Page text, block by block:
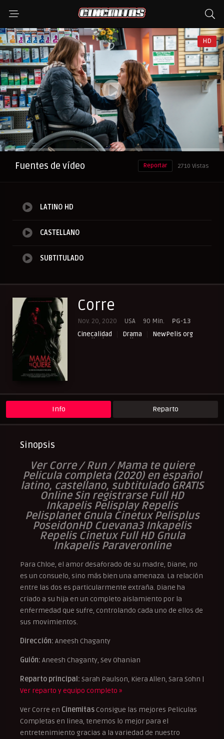
HD
Anuncio
Fuentes de vídeo 2710 Vistas
Reportar
LATINO HD
CASTELLANO
SUBTITULADO
Corre
Nov. 20, 2020 USA 90 Min.
PG-13
Cinecalidad
Drama
NewPelis org
Peliculas Castellano
Info Reparto
Sinopsis
Ver Corre / Run / Mama te quiere
Pelicula completa (2020) en español
latino, castellano, subtitulado GRATIS
Online Sin registrarse Full HD
Inkapelis Pelisplay Repelis
Pelisplanet Gnula Cinetux Pelisplus
PoseidonHD Cuevana3 Inkapelis
Repelis Cinetux Full HD Gnula
Inkapelis Paraveronline
Para Chloe, el amor desaforado de su madre, Diane, no
es un consuelo, sino más bien una amenaza. La relación
entre las dos es particularmente extraña. Diane ha
criado a su hija en un completo aislamiento por la
enfermedad que sufre, controlando cada uno de ellos de
sus movimientos.
Dirección: Aneesh Chaganty
Guión: Aneesh Chaganty, Sev Ohanian
Reparto principal: Sarah Paulson, Kiera Allen, Sara Sohn |
Ver reparto y equipo completo »
Ver Corre en Cinemitas Consigue las mejores Peliculas
Completas en linea, tenemos lo mejor para el
entretenimiento gracias a la variedad de nuestro